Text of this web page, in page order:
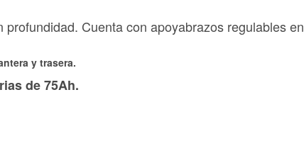
Cuenta con apoyabrazos regulables en
y trasera.
de 75Ah.